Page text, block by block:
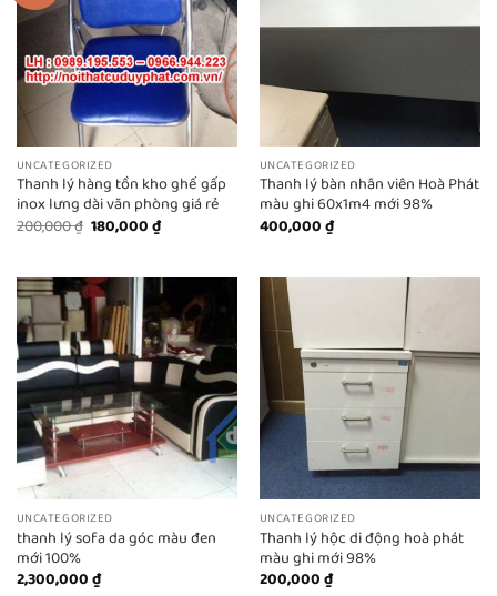
UNCATEGORIZED
Thanh lý hàng tồn kho ghế gấp
inox lưng dài văn phòng giá rẻ
200,000₫ Giá
gốc
200,000 ₫.
180,000₫Giá
là:
180,000 ₫.
UNCATEGORIZED
Thanh lý bàn nhân viên Hoà Phát
màu ghi 60x1m4 mới 98%
400,000₫
UNCATEGORIZED
thanh lý sofa da góc màu đen
mới 100%
2,300,000₫
UNCATEGORIZED
Thanh lý hộc di động hoà phát
màu ghi mới 98%
200,000₫